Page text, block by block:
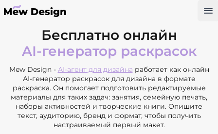
Бесплатно онлайн
AI-генератор раскрасок
Mew Design - AI-агент для дизайна работает как онлайн
AI-генератор раскрасок для дизайна в формате
раскраска. Он помогает подготовить редактируемые
материалы для таких задач: занятия, семейную печать,
наборы активностей и творческие книги. Опишите
текст, аудиторию, бренд и формат, чтобы получить
настраиваемый первый макет.